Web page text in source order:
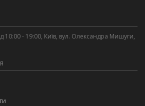
10:00 - 19:00, Київ, вул. Олександра Мишуги,